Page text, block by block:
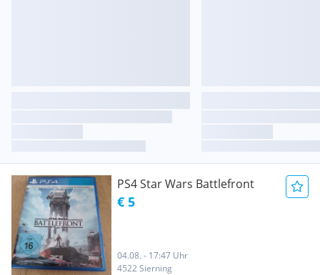
PS4 Star Wars Battlefront
€ 5
04.08. - 17:47 Uhr
4522 Sierning